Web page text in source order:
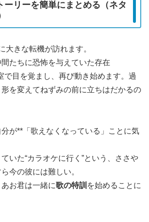
リーを簡単にまとめる（ネタ
大きな転機が訪れます。
たちに恐怖を与えていた存在
目を覚まし、再び動き始めます。過
を変えてねずみの前に立ちはだかるの
が**「歌えなくなっている」ことに気
いた“カラオケに行く”という、ささや
今の彼には難しい。
お君は一緒に歌の特訓 を始めることに